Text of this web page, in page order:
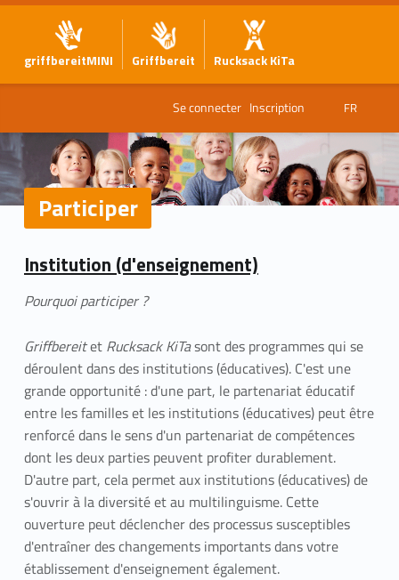
griffbereitMINI Griffbereit Rucksack KiTa
Se connecter Inscription FR
Participer
Institution (d'enseignement)
Pourquoi participer ?
Griffbereitet Rucksack KiTasont des programmes qui se
déroulent dans des institutions (éducatives). C'est une
grande opportunité : d'une part, le partenariat éducatif
entre les familles et les institutions (éducatives) peut être
renforcé dans le sens d'un partenariat de compétences
dont les deux parties peuvent profiter durablement.
D'autre part, cela permet aux institutions (éducatives) de
s'ouvrir à la diversité et au multilinguisme. Cette
ouverture peut déclencher des processus susceptibles
d'entraîner des changements importants dans votre
établissement d'enseignement également.